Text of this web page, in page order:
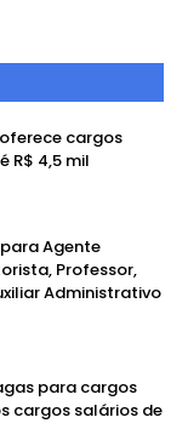
cargos
R$ 4,5 mil
Agente
Professor,
Administrativo
para cargos
cargos salários de